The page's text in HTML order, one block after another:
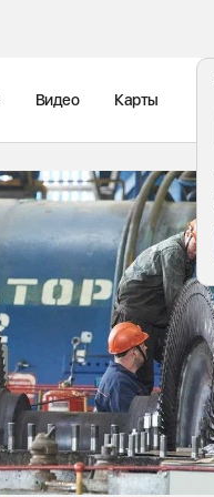
Видео Карты